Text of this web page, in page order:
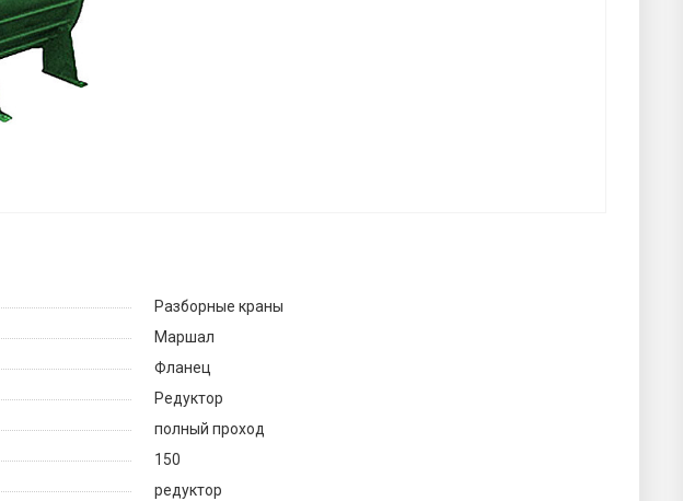
Разборные краны
Маршал
Фланец
Редуктор
полный проход
150
редуктор